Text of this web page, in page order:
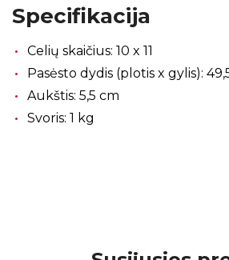
Specifikacija
Celių skaičius: 10 x 11
Pasėsto dydis (plotis x gylis):
Aukštis: 5,5 cm
Svoris: 1 kg